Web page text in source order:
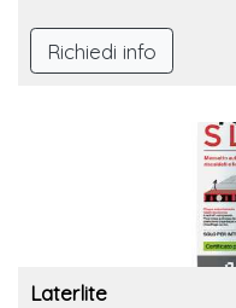
Richiedi info
Laterlite